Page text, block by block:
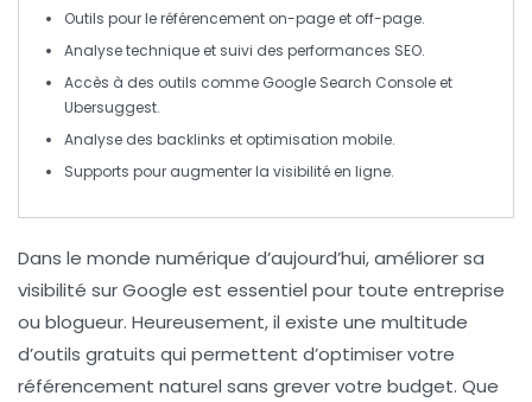
Outils pour leréférencement on-page et off-page.
Analyse technique et suivi des performances SEO.
Accès à des outils comme Google Search Console et
Ubersuggest.
Analyse des backlinks et optimisation mobile.
Supports pour augmenter la visibilité en ligne.
Dans le monde numérique d’aujourd’hui, améliorer sa
visibilité sur Google est essentiel pour toute entreprise
ou blogueur. Heureusement, il existe une multitude
d’outils gratuits qui permettent d’optimiser votre
référencement naturel sans grever votre budget. Que